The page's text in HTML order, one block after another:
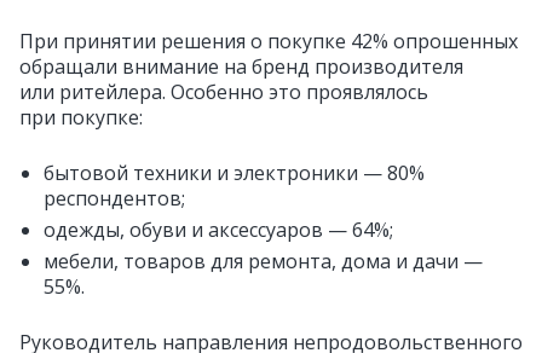
При принятии решения о покупке 42% опрошенных
обращали внимание на бренд производителя
или ритейлера. Особенно это проявлялось
при покупке:
бытовой техники и электроники — 80%
респондентов;
одежды, обуви и аксессуаров — 64%;
мебели, товаров для ремонта, дома и дачи —
55%.
Руководитель направления непродовольственного